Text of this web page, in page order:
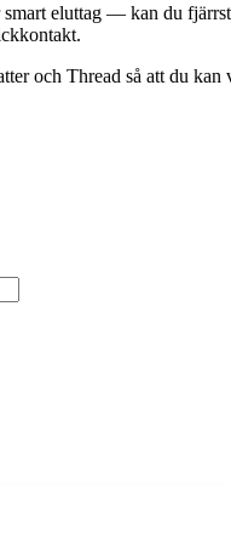
eluttag — kan du
och Thread så att du